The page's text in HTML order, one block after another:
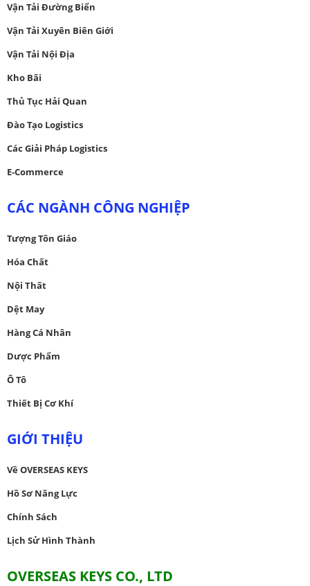
Vận Tải Đường Biển
Vận Tải Xuyên Biên Giới
Vận Tải Nội Địa
Kho Bãi
Thủ Tục Hải Quan
Đào Tạo Logistics
Các Giải Pháp Logistics
E-Commerce
CÁC NGÀNH CÔNG NGHIỆP
Tượng Tôn Giáo
Hóa Chất
Nội Thất
Dệt May
Hàng Cá Nhân
Dược Phẩm
Ô Tô
Thiết Bị Cơ Khí
GIỚI THIỆU
Về OVERSEAS KEYS
Hồ Sơ Năng Lực
Chính Sách
Lịch Sử Hình Thành
OVERSEAS KEYS CO., LTD